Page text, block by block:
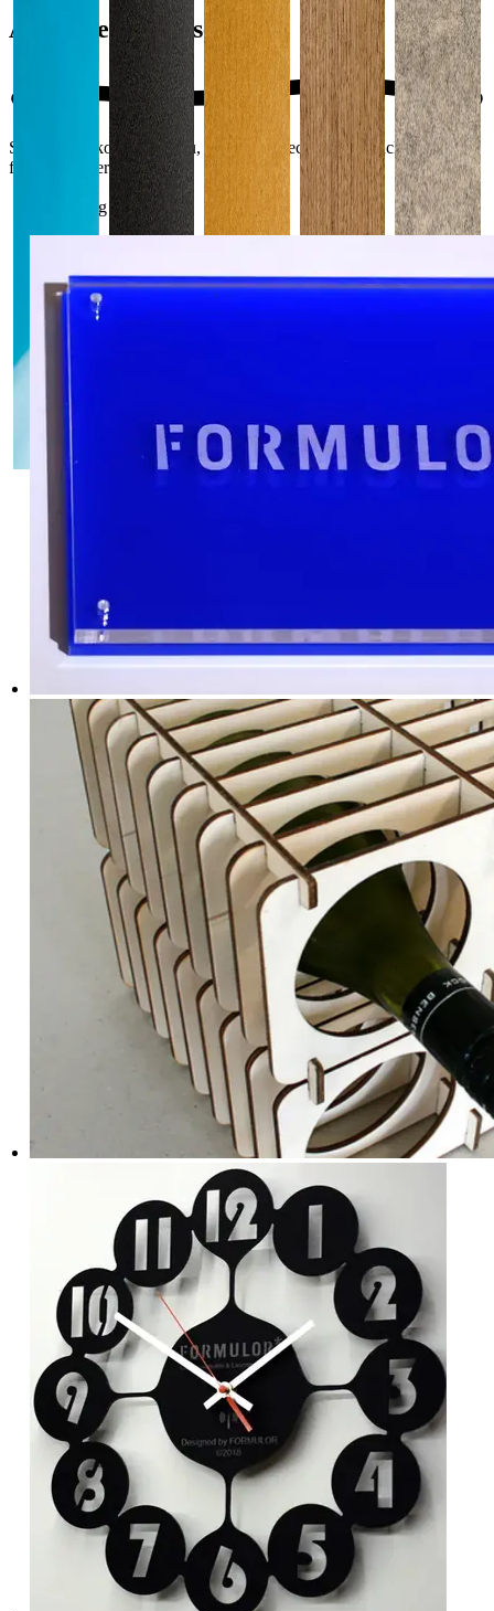
Aus unserem Laser
Schilder, Deko, Modellbau, Technik — echte Werkstücke, bei
formulor gefertigt.
Bewegung anhalten